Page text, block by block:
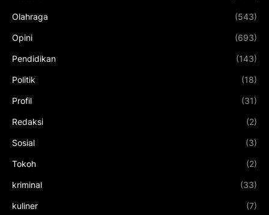
Olahraga (543)
Opini (693)
Pendidikan (143)
Politik (18)
Profil (31)
Redaksi (2)
Sosial (3)
Tokoh (2)
kriminal (33)
kuliner (7)